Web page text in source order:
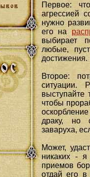
Первое:
агрессией
нужно
его на
выбирает
любые,
достижения.
Второе:
ситуации.
чтобы
драку, но
заваруха,
Может,
никаких -
приемов
отдай его в